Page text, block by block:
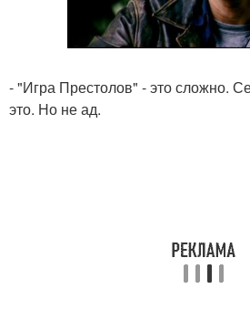
- "Игра Престолов" - это сложно.
это. Но не ад.